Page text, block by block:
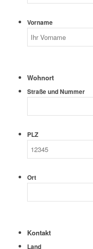
Vorname
Wohnort
Straße und Nummer
PLZ
Ort
Kontakt
Land